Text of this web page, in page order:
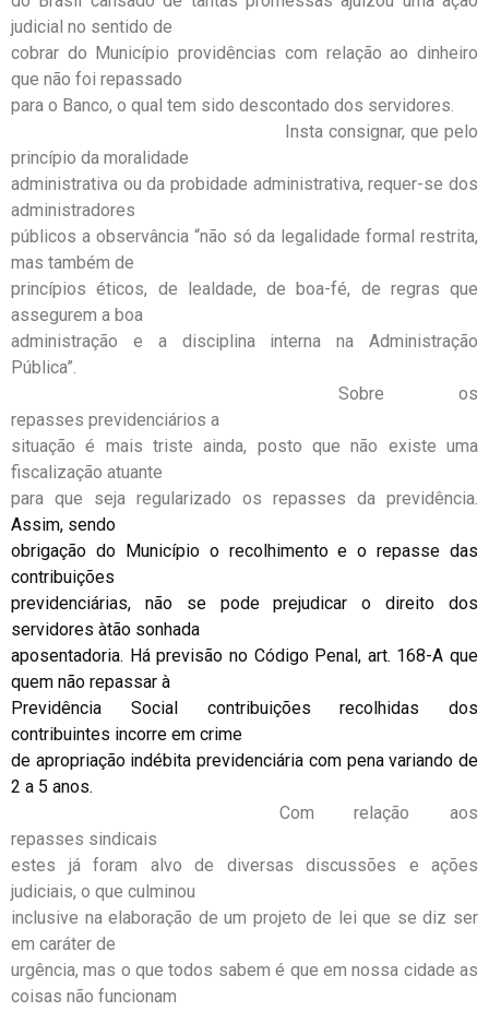
judicial no sentido de
cobrar do Município providências com relação ao dinheiro
que não foi repassado
para o Banco, o qual tem sido descontado dos servidores.
Insta consignar, que pelo
princípio da moralidade
administrativa ou da probidade administrativa, requer-se dos
administradores
públicos a observância “não só da legalidade formal restrita,
mas também de
princípios éticos, de lealdade, de boa-fé, de regras que
assegurem a boa
administração e a disciplina interna na Administração
Pública”.
Sobre os
repasses previdenciários a
situação é mais triste ainda, posto que não existe uma
fiscalização atuante
para que seja regularizado os repasses da previdência.
Assim, sendo
obrigação do Município o recolhimento e o repasse das
contribuições
previdenciárias, não se pode prejudicar o direito dos
servidores àtão sonhada
aposentadoria. Há previsão no Código Penal, art. 168-A que
quem não repassar à
Previdência Social contribuições recolhidas dos
contribuintes incorre em crime
de apropriação indébita previdenciária com pena variando de
2 a 5 anos.
Com relação aos
repasses sindicais
estes já foram alvo de diversas discussões e ações
judiciais, o que culminou
inclusive na elaboração de um projeto de lei que se diz ser
em caráter de
urgência, mas o que todos sabem é que em nossa cidade as
coisas não funcionam